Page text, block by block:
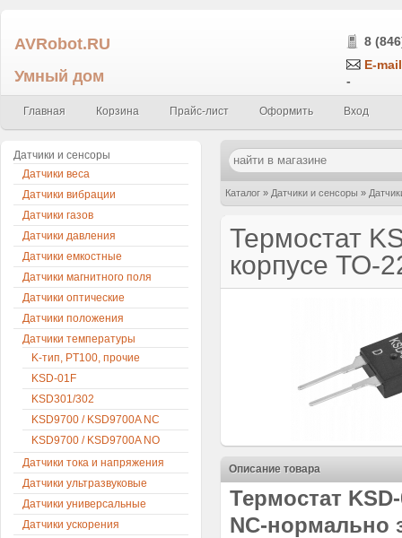
AVRobot.RU
Умный дом
8
E-
-
Главная Корзина Прайс-лист Оформить Вход
Каталог » Датчики и сенсоры »
Термостат
корпусе TO-
Описание товара
Термостат
NC-нормально
Датчики и сенсоры
Датчики веса
Датчики вибрации
Датчики газов
Датчики давления
Датчики емкостные
Датчики магнитного поля
Датчики оптические
Датчики положения
Датчики температуры
K-тип, PT100, прочие
KSD-01F
KSD301/302
KSD9700 / KSD9700A NC
KSD9700 / KSD9700A NO
Датчики тока и напряжения
Датчики ультразвуковые
Датчики универсальные
Датчики ускорения